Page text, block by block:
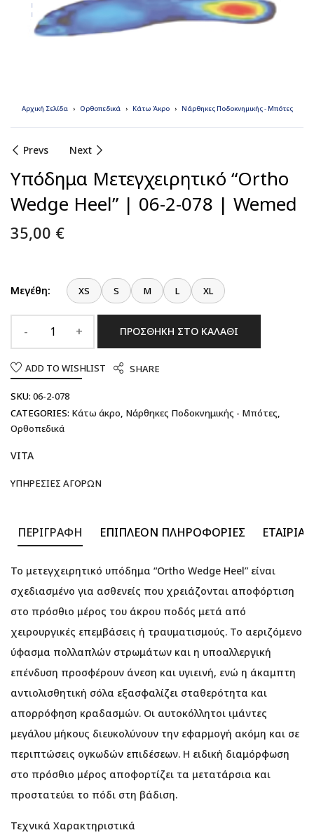
Αρχική Σελίδα Ορθοπεδικά Κάτω Άκρο Νάρθηκες Ποδοκνημικής - Μπότες
Prevs Next
Υπόδημα Μετεγχειρητικό “Ortho
Wedge Heel” | 06-2-078 | Wemed
35,00 €
Μεγέθη: XS S M L XL
ΠΡΟΣΘΉΚΗ ΣΤΟ ΚΑΛΆΘΙ
ADD TO WISHLIST SHARE
SKU: 06-2-078
CATEGORIES: Κάτω άκρο Νάρθηκες Ποδοκνημικής - Μπότες
Ορθοπεδικά
VITA
ΥΠΗΡΕΣΊΕΣ ΑΓΟΡΏΝ
ΠΕΡΙΓΡΑΦΉ ΕΠΙΠΛΈΟΝ ΠΛΗΡΟΦΟΡΊΕΣ ΕΤΑΙΡΊΑ
Το μετεγχειρητικό υπόδημα “Ortho Wedge Heel” είναι
σχεδιασμένο για ασθενείς που χρειάζονται αποφόρτιση
στο πρόσθιο μέρος του άκρου ποδός μετά από
χειρουργικές επεμβάσεις ή τραυματισμούς. Το αεριζόμενο
ύφασμα πολλαπλών στρωμάτων και η υποαλλεργική
επένδυση προσφέρουν άνεση και υγιεινή, ενώ η άκαμπτη
αντιολισθητική σόλα εξασφαλίζει σταθερότητα και
απορρόφηση κραδασμών. Οι αυτοκόλλητοι ιμάντες
μεγάλου μήκους διευκολύνουν την εφαρμογή ακόμη και σε
περιπτώσεις ογκωδών επιδέσεων. Η ειδική διαμόρφωση
στο πρόσθιο μέρος αποφορτίζει τα μετατάρσια και
προστατεύει το πόδι στη βάδιση.
Τεχνικά Χαρακτηριστικά